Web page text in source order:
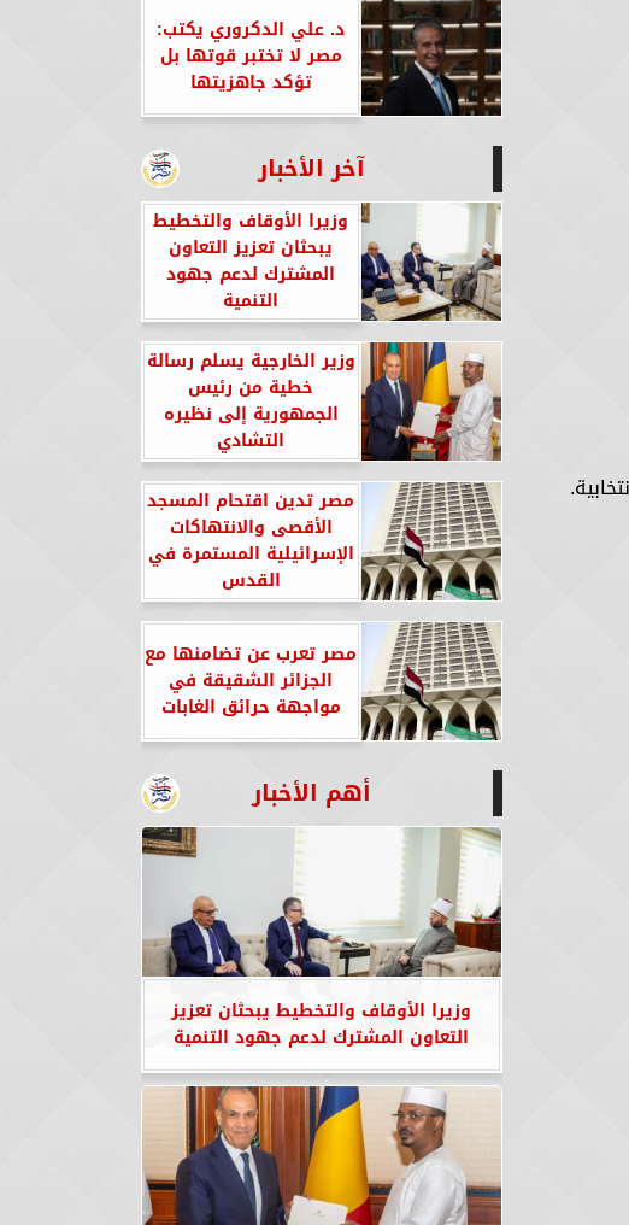
د. علي الدكروري يكتب:
مصر لا تختبر قوتها بل
تؤكد جاهزيتها
آخر الأخبار
وزيرا الأوقاف والتخطيط
يبحثان تعزيز التعاون
المشترك لدعم جهود
التنمية
وزير الخارجية يسلم رسالة
خطية من رئيس
الجمهورية إلى نظيره
التشادي
مصر تدين اقتحام المسجد
الأقصى والانتهاكات
الإسرائيلية المستمرة في
القدس
مصر تعرب عن تضامنها مع
الجزائر الشقيقة في
مواجهة حرائق الغابات
أهم الأخبار
وزيرا الأوقاف والتخطيط يبحثان تعزيز
التعاون المشترك لدعم جهود التنمية